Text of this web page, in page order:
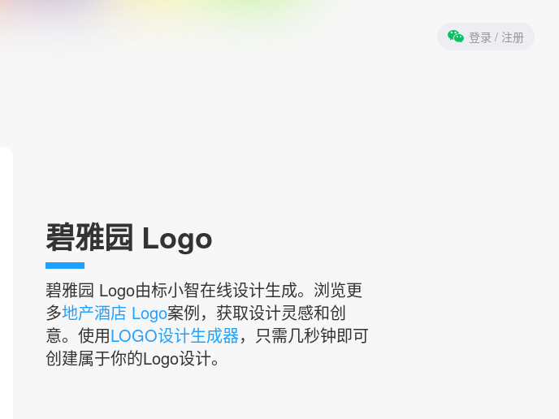
登录 / 注册
碧雅园 Logo
碧雅园 Logo由标小智在线设计生成。浏览更
多地产酒店 Logo案例，获取设计灵感和创
意。使用LOGO设计生成器，只需几秒钟即可
创建属于你的Logo设计。